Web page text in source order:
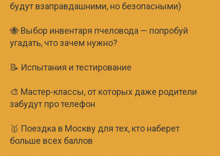
будут взаправдашними, но безопасными)
🐝 Выбор инвентаря пчеловода — попробуй
угадать, что зачем нужно?
📝 Испытания и тестирование
🎨 Мастер-классы, от которых даже родители
забудут про телефон
🥇 Поездка в Москву для тех, кто наберет
больше всех баллов